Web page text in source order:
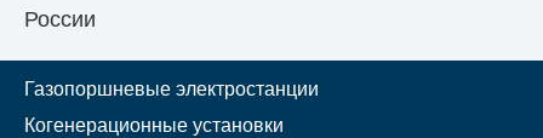
России
Газопоршневые электростанции
Когенерационные установки